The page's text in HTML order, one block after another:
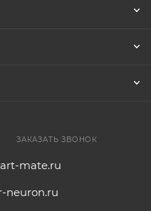
ЗАКАЗАТЬ ЗВОНОК
mate.ru
neuron.ru